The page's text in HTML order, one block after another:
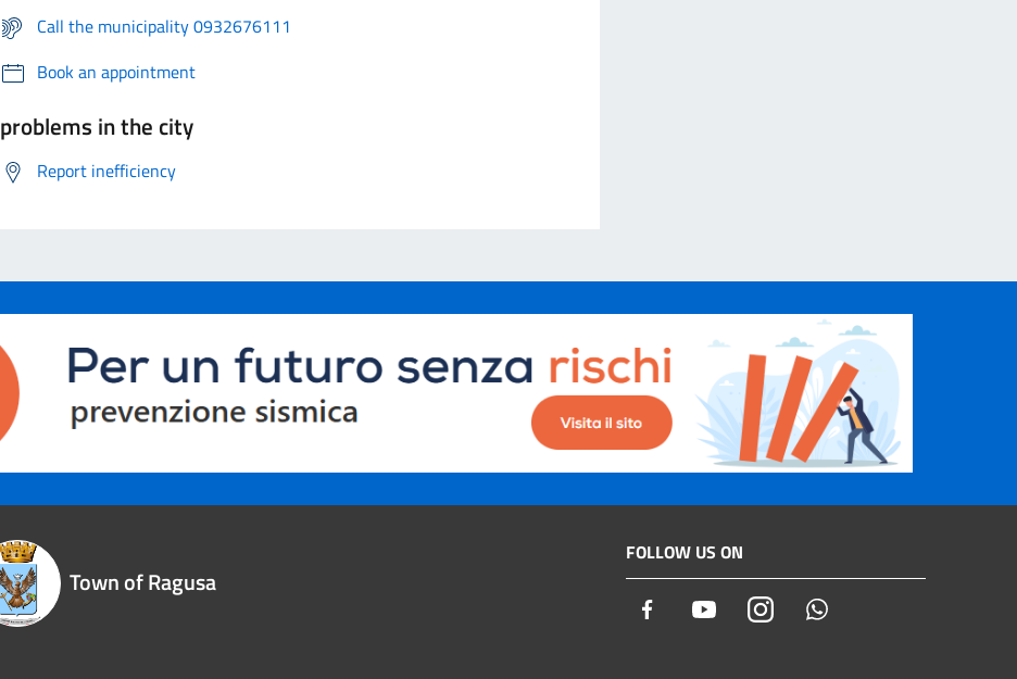
Call the municipality 0932676111
Book an appointment
problems in the city
Report inefficiency
Town of Ragusa
FOLLOW US ON
Facebook YoutubeInstagram